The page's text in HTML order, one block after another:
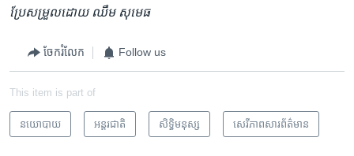
ប្រែ​សម្រួល​ដោយ ឈឹម សុមេធ
ចែករំលែក Follow us
This item is part of
នយោបាយ អន្តរជាតិ សិទ្ធិ​មនុស្ស សេរីភាពសារព័ត៌មាន